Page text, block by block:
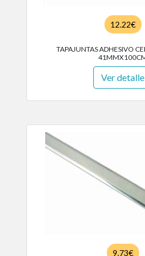
12.22€
TAPAJUNTAS ADHESIVO
Ver detalle
9.73€